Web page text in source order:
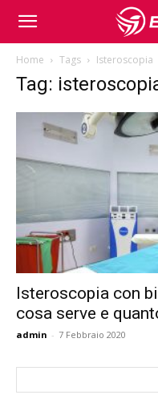
Home Tags Isteroscopia
Tag:
Isteroscopia con
cosa serve e
admin - 7 Febbraio 2020